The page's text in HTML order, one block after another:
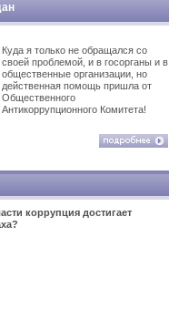
Куда я только не обращался со
своей проблемой, и в госорганы и в
общественные организации, но
действенная помощь пришла от
Общественного
Антикоррупционного Комитета!
коррупция достигает